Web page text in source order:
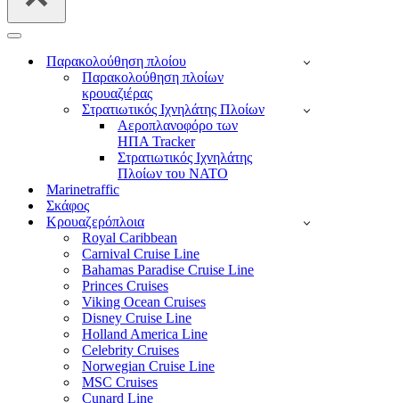
Μενού
πλοήγησηςΠαρακολούθηση πλοίου
Παρακολούθηση πλοίων
κρουαζιέρας
Στρατιωτικός Ιχνηλάτης Πλοίων
Αεροπλανοφόρο των
ΗΠΑ Tracker
Στρατιωτικός Ιχνηλάτης
Πλοίων του ΝΑΤΟ
Marinetraffic
Σκάφος
Κρουαζερόπλοια
Royal Caribbean
Carnival Cruise Line
Bahamas Paradise Cruise Line
Princes Cruises
Viking Ocean Cruises
Disney Cruise Line
Holland America Line
Celebrity Cruises
Norwegian Cruise Line
MSC Cruises
Cunard Line